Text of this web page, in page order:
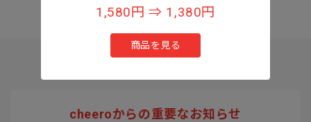
1,580円 ⇒ 1,380円
商品を見る
cheeroからの重要なお知らせ